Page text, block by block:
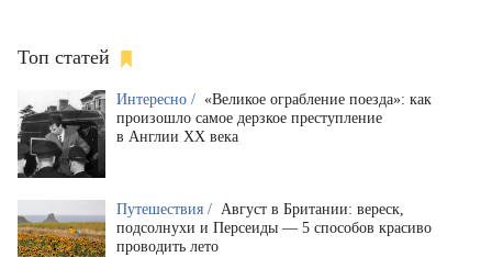
Топ статей
Интересно / «Великое ограбление поезда»: как
произошло самое дерзкое преступление
в Англии XX века
Путешествия / Август в Британии: вереск,
подсолнухи и Персеиды — 5 способов красиво
проводить лето